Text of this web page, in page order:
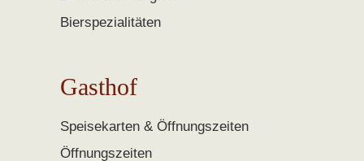
Bierspezialitäten
Gasthof
Speisekarten & Öffnungszeiten
Öffnungszeiten